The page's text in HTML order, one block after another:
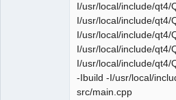
I/usr/local/include/qt4/
I/usr/local/include/qt4/
I/usr/local/include/qt4/
I/usr/local/include/qt4/
I/usr/local/include/qt4/
-Ibuild -I/usr/local/
src/main.cpp